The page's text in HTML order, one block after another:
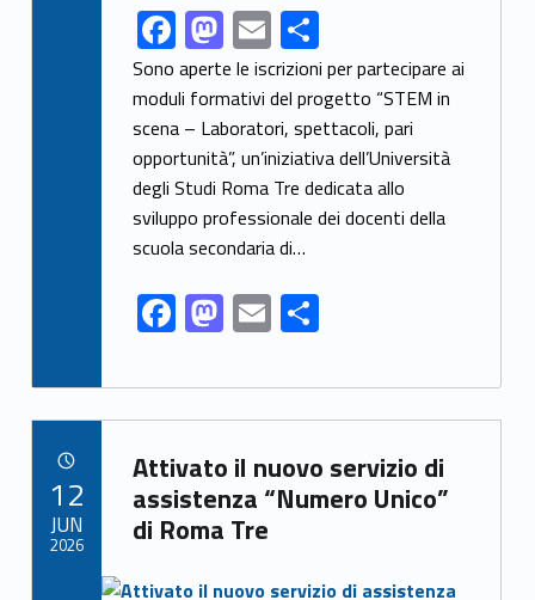
Link identifier share facebook archive #share-link-archive-54462F
ac
e
b
o
o
k
M
as
to
d
o
n
E
m
ai
l
S
h
ar
e
Sono aperte le iscrizioni per partecipare ai
moduli formativi del progetto “STEM in
scena – Laboratori, spettacoli, pari
opportunità”, un’iniziativa dell’Università
degli Studi Roma Tre dedicata allo
sviluppo professionale dei docenti della
scuola secondaria di…
F
ac
e
b
o
o
k
M
as
to
d
o
n
E
m
ai
l
S
ar
e
Link identifier archive #link-archive-61999
Attivato il nuovo servizio di
assistenza “Numero Unico”
di Roma Tre
Link identifier archive #link-archive-thumb-soap-78465
12
JUN
2026